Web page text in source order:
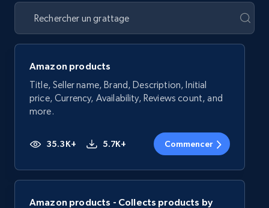
Amazon products
Title, Seller name, Brand, Description, Initial
price, Currency, Availability, Reviews count, and
more.
35.3K+ 5.7K+ Commencer
Amazon products - Collects products by